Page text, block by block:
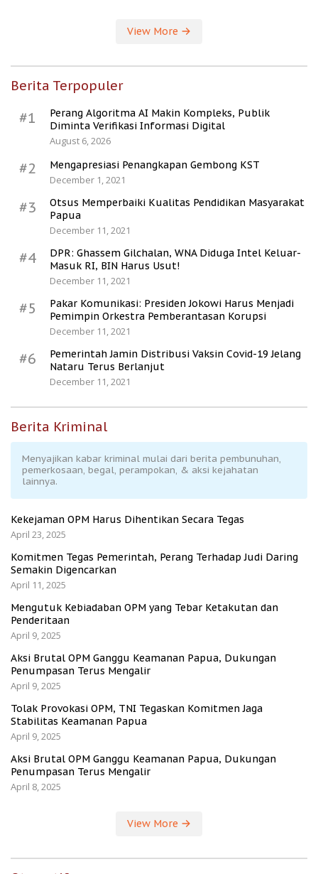
View More
Berita Terpopuler
#1
Perang Algoritma AI Makin Kompleks, Publik
Diminta Verifikasi Informasi Digital
August 6, 2026
#2
Mengapresiasi Penangkapan Gembong KST
December 1, 2021
#3
Otsus Memperbaiki Kualitas Pendidikan Masyarakat
Papua
December 11, 2021
#4
DPR: Ghassem Gilchalan, WNA Diduga Intel Keluar-
Masuk RI, BIN Harus Usut!
December 11, 2021
#5
Pakar Komunikasi: Presiden Jokowi Harus Menjadi
Pemimpin Orkestra Pemberantasan Korupsi
December 11, 2021
#6
Pemerintah Jamin Distribusi Vaksin Covid-19 Jelang
Nataru Terus Berlanjut
December 11, 2021
Berita Kriminal
Menyajikan kabar kriminal mulai dari berita pembunuhan,
pemerkosaan, begal, perampokan, & aksi kejahatan
lainnya.
Kekejaman OPM Harus Dihentikan Secara Tegas
April 23, 2025
Komitmen Tegas Pemerintah, Perang Terhadap Judi Daring
Semakin Digencarkan
April 11, 2025
Mengutuk Kebiadaban OPM yang Tebar Ketakutan dan
Penderitaan
April 9, 2025
Aksi Brutal OPM Ganggu Keamanan Papua, Dukungan
Penumpasan Terus Mengalir
April 9, 2025
Tolak Provokasi OPM, TNI Tegaskan Komitmen Jaga
Stabilitas Keamanan Papua
April 9, 2025
Aksi Brutal OPM Ganggu Keamanan Papua, Dukungan
Penumpasan Terus Mengalir
April 8, 2025
View More